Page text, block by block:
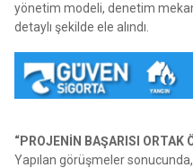
yönetim modeli, denetim
detaylı şekilde ele alındı.
“PROJENİN BAŞARISI ORTAK
Yapılan görüşmeler